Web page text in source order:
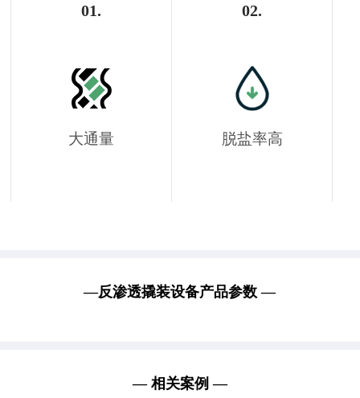
01.
大通量
02.
脱盐率高
—反渗透撬装设备产品参数 —
— 相关案例 —